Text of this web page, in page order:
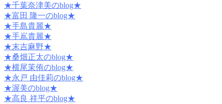
★千葉奈津美のblog★
★富田 隆一のblog★
★手島貴麗★
★手嶌貴麗★
★末吉麻野★
★桑畑正太のblog★
★横尾茉侑のblog★
★永戸 由佳莉のblog★
★渥美のblog★
★高良 祥平のblog★